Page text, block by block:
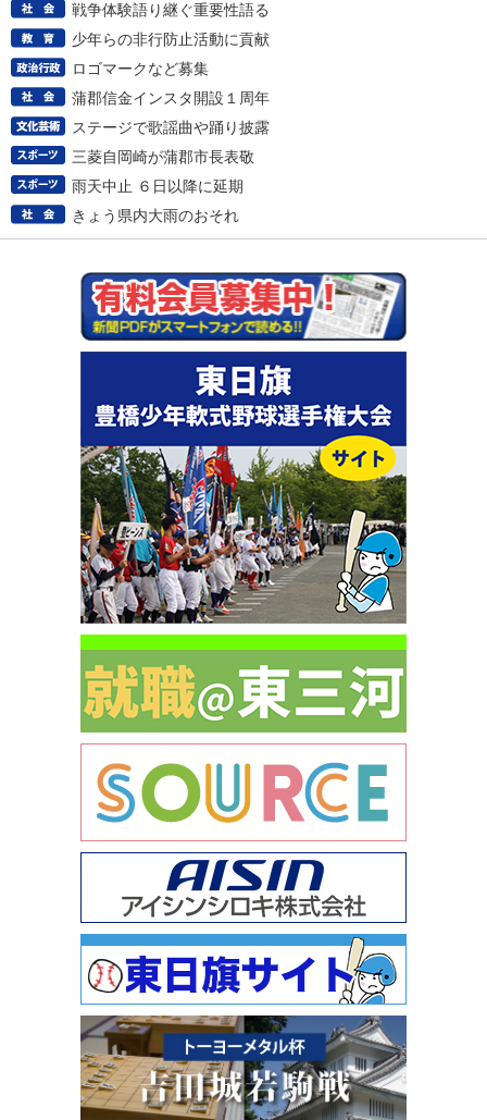
戦争体験語り継ぐ重要性語る
少年らの非行防止活動に貢献
ロゴマークなど募集
蒲郡信金インスタ開設１周年
ステージで歌謡曲や踊り披露
三菱自岡崎が蒲郡市長表敬
雨天中止 ６日以降に延期
きょう県内大雨のおそれ